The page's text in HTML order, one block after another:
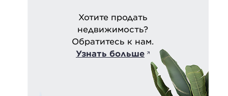
Хотите продать
недвижимость?
Обратитесь к нам.
Узнать больше